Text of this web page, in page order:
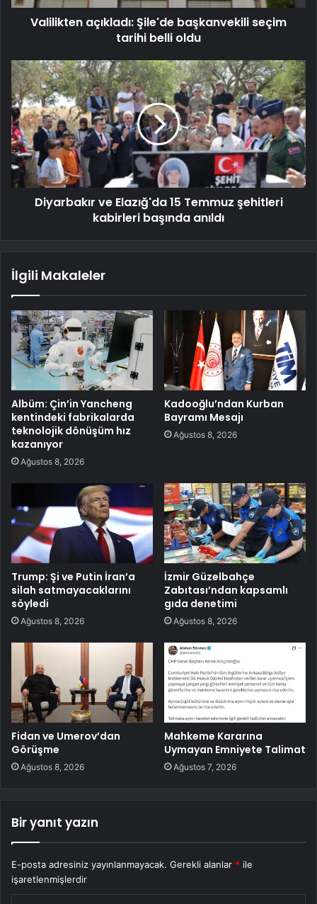
Valilikten açıkladı: Şile'de başkanvekili seçim
tarihi belli oldu
Diyarbakır ve Elazığ'da 15 Temmuz şehitleri
kabirleri başında anıldı
İlgili Makaleler
Albüm: Çin’in Yancheng
kentindeki fabrikalarda
teknolojik dönüşüm hız
kazanıyor
Ağustos 8, 2026
Kadooğlu’ndan Kurban
Bayramı Mesajı
Ağustos 8, 2026
Trump: Şi ve Putin İran’a
silah satmayacaklarını
söyledi
Ağustos 8, 2026
İzmir Güzelbahçe
Zabıtası’ndan kapsamlı
gıda denetimi
Ağustos 8, 2026
Fidan ve Umerov’dan
Görüşme
Ağustos 8, 2026
Mahkeme Kararına
Uymayan Emniyete Talimat
Ağustos 7, 2026
Bir yanıt yazın
E-posta adresiniz yayınlanmayacak. Gerekli alanlar * ile
işaretlenmişlerdir